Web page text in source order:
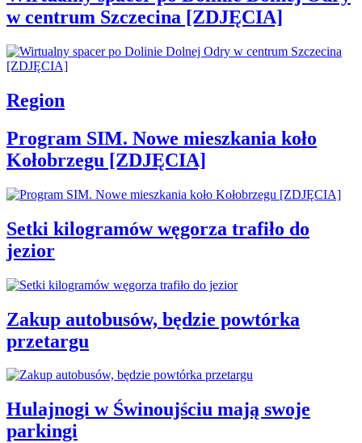
w centrum Szczecina [ZDJĘCIA]
Region
Program SIM. Nowe mieszkania koło
Kołobrzegu [ZDJĘCIA]
Setki kilogramów węgorza trafiło do
jezior
Zakup autobusów, będzie powtórka
przetargu
Hulajnogi w Świnoujściu mają swoje
parkingi